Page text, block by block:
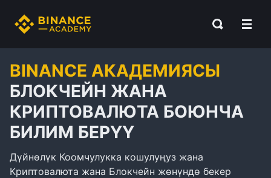
BINANCE АКАДЕМИЯСЫ
БЛОКЧЕЙН ЖАНА
КРИПТОВАЛЮТА БОЮНЧА
БИЛИМ БЕРҮҮ
Дүйнөлүк Коомчулукка кошулуңуз жана
Криптовалюта жана Блокчейн жөнүндө бекер